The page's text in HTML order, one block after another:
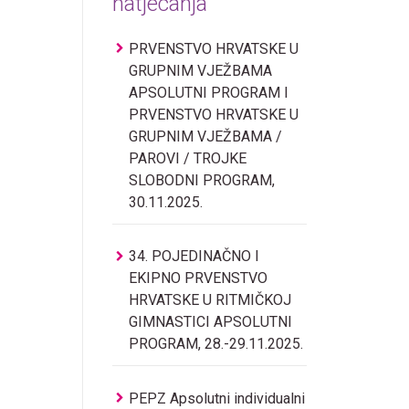
PRVENSTVO HRVATSKE U
GRUPNIM VJEŽBAMA
APSOLUTNI PROGRAM I
PRVENSTVO HRVATSKE U
GRUPNIM VJEŽBAMA /
PAROVI / TROJKE
SLOBODNI PROGRAM,
30.11.2025.
34. POJEDINAČNO I
EKIPNO PRVENSTVO
HRVATSKE U RITMIČKOJ
GIMNASTICI APSOLUTNI
PROGRAM, 28.-29.11.2025.
PEPZ Apsolutni individualni